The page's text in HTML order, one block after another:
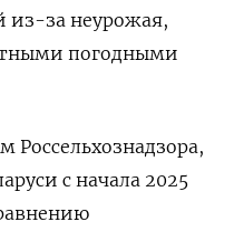
из-за неурожая,
погодными
Россельхознадзора,
с начала 2025